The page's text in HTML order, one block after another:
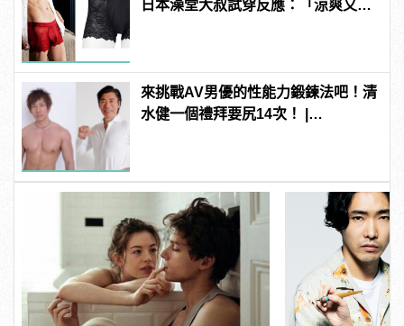
日本澡堂大叔試穿反應：「涼爽又透
來挑戰AV男優的性能力鍛鍊法吧！清
水健一個禮拜要尻14次！ |